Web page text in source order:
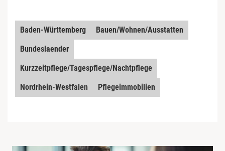
Baden-Württemberg
Bauen/Wohnen/Ausstatten
Bundeslaender
Kurzzeitpflege/Tagespflege/Nachtpflege
Nordrhein-Westfalen
Pflegeimmobilien